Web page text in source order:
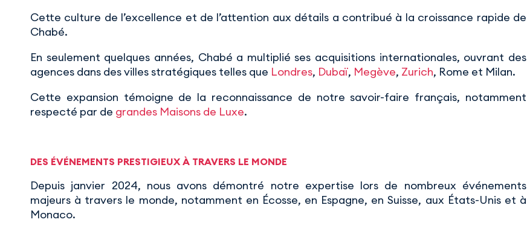
Cette culture de l’excellence et de l’attention aux détails a contribué à la croissance rapide de
Chabé.
En seulement quelques années, Chabé a multiplié ses acquisitions internationales, ouvrant des
agences dans des villes stratégiques telles que Londres, Dubaï, Megève, Zurich, Rome et Milan.
Cette expansion témoigne de la reconnaissance de notre savoir-faire français, notamment
respecté par de grandes Maisons de Luxe.
DES ÉVÉNEMENTS PRESTIGIEUX À TRAVERS LE MONDE
Depuis janvier 2024, nous avons démontré notre expertise lors de nombreux événements
majeurs à travers le monde, notamment en Écosse, en Espagne, en Suisse, aux États-Unis et à
Monaco.